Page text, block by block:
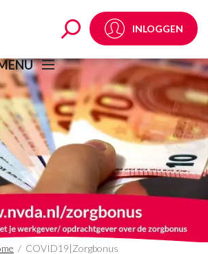
INLOGGEN
/ COVID19|Zorgbonus